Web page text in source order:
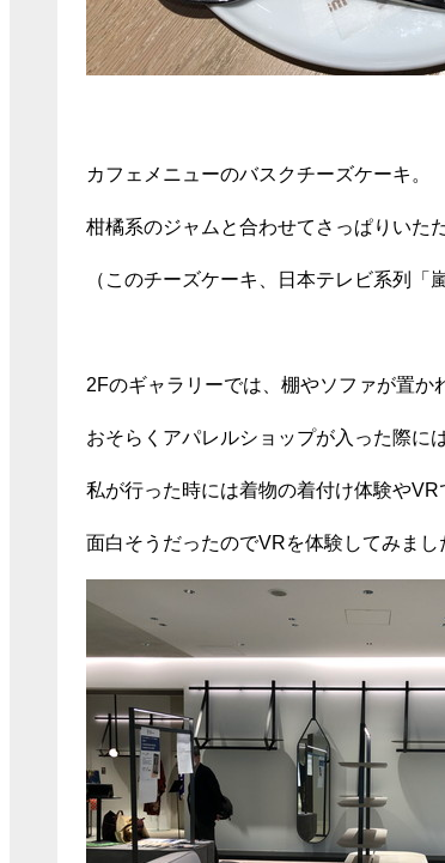
カフェメニューのバスクチーズケーキ。
柑橘系のジャムと合わせてさっぱりいた
（このチーズケーキ、日本テレビ系列「
2Fのギャラリーでは、棚やソファが置か
おそらくアパレルショップが入った際に
私が行った時には着物の着付け体験やVR
面白そうだったのでVRを体験してみまし